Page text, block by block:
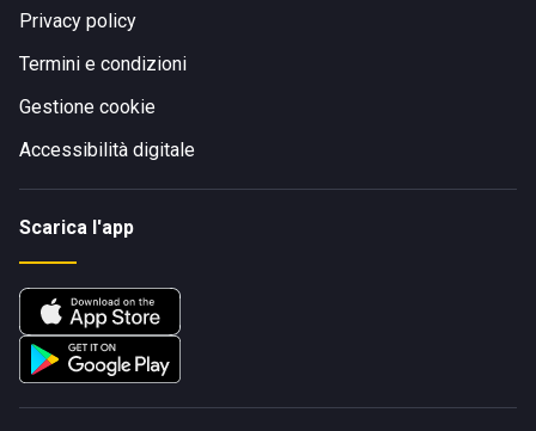
Privacy policy
Termini e condizioni
Gestione cookie
Accessibilità digitale
Scarica l'app